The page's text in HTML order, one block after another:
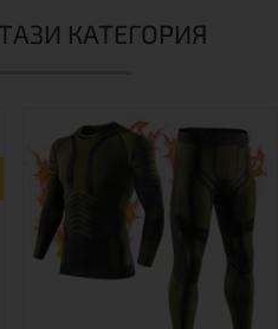
КАТЕГОРИЯ